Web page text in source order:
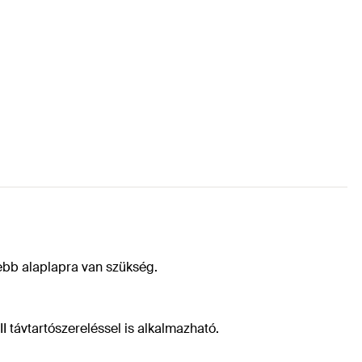
alaplapra van szükség.
távtartószereléssel is alkalmazható.